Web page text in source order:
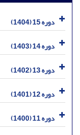
دوره 15 (1404)
دوره 14 (1403)
دوره 13 (1402)
دوره 12 (1401)
دوره 11 (1400)